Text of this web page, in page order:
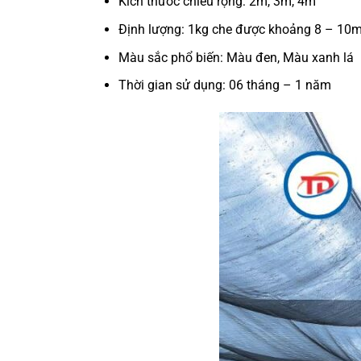
Định lượng: 1kg che được khoảng 8 –
Màu sắc phổ biến: Màu đen, Màu xanh lá
Thời gian sử dụng: 06 tháng – 1 năm